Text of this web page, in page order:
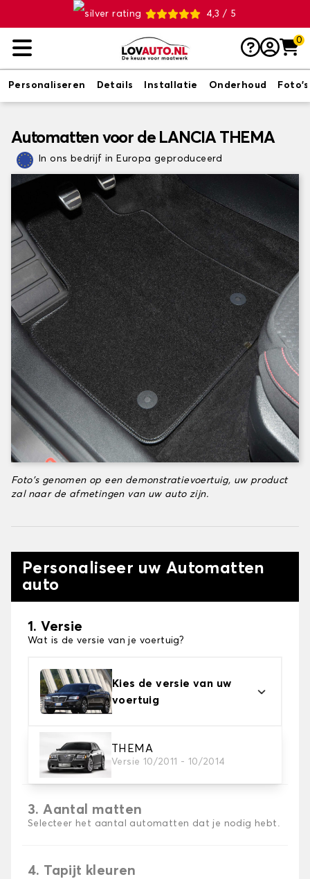
4,3 / 5
0
Personaliseren Details Installatie Onderhoud Foto's
Automatten voor de LANCIA THEMA
In ons bedrijf in Europa geproduceerd
Foto's genomen op een demonstratievoertuig, uw product
zal naar de afmetingen van uw auto zijn.
Personaliseer uw Automatten
auto
1. Versie
Wat is de versie van je voertuig?
Kies de versie van uw
voertuig
THEMA
Versie 10/2011 - 10/2014
2. Materiaal
Kies het materiaal van uw automatten
3. Aantal matten
Selecteer het aantal automatten dat je nodig hebt.
4. Tapijt kleuren